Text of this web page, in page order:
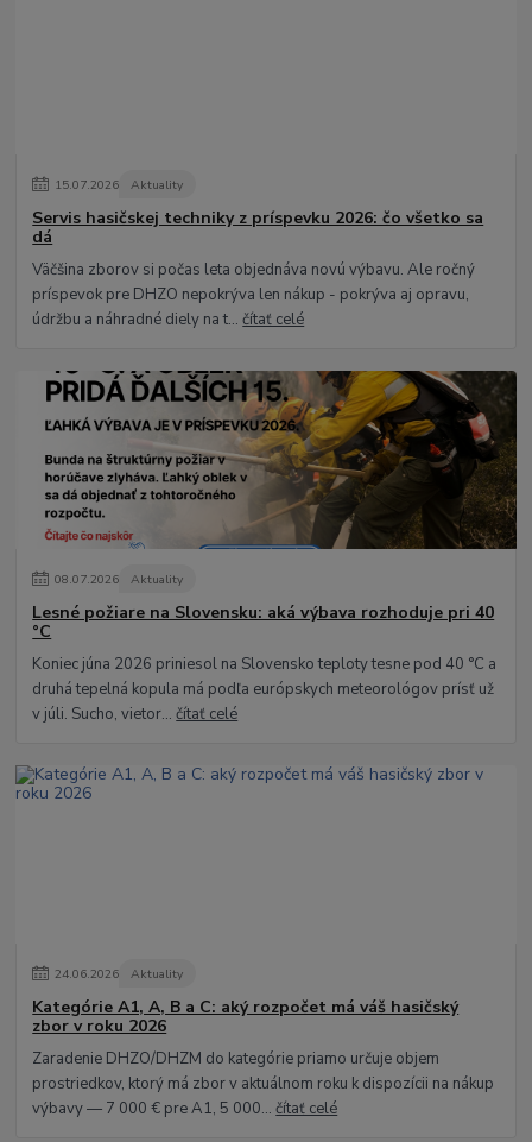
15.07.2026 Aktuality
Servis hasičskej techniky z príspevku 2026: čo všetko sa
dá
Väčšina zborov si počas leta objednáva novú výbavu. Ale ročný
príspevok pre DHZO nepokrýva len nákup - pokrýva aj opravu,
údržbu a náhradné diely na t...čítať celé
08.07.2026 Aktuality
Lesné požiare na Slovensku: aká výbava rozhoduje pri 40
°C
Koniec júna 2026 priniesol na Slovensko teploty tesne pod 40 °C a
druhá tepelná kopula má podľa európskych meteorológov prísť už
v júli. Sucho, vietor...čítať celé
24.06.2026 Aktuality
Kategórie A1, A, B a C: aký rozpočet má váš hasičský
zbor v roku 2026
Zaradenie DHZO/DHZM do kategórie priamo určuje objem
prostriedkov, ktorý má zbor v aktuálnom roku k dispozícii na nákup
výbavy — 7 000 € pre A1, 5 000...čítať celé